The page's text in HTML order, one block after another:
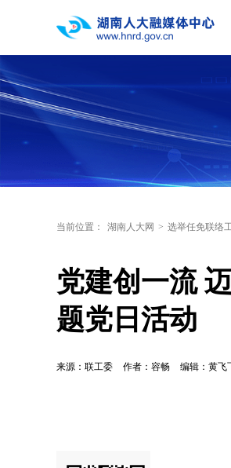
当前位置： 湖南人大网 > 选举任免联络
党建创一流
题党日活动
来源：联工委 作者：容畅 编辑：黄飞